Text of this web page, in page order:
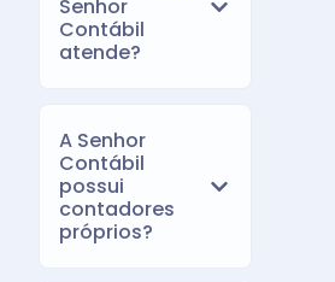
Senhor
Contábil
atende?
A Senhor
Contábil
possui
contadores
próprios?